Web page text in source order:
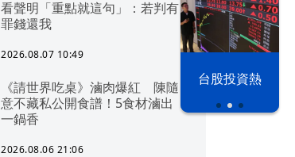
漢光42演習 台股投資熱
看聲明「重點就這句」：若判有
罪錢還我
2026.08.07 10:49
《請世界吃桌》滷肉爆紅 陳隨
意不藏私公開食譜！5食材滷出
一鍋香
2026.08.06 21:06